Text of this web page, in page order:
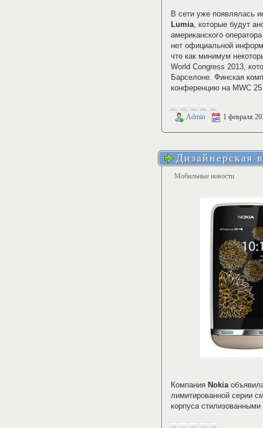
В сети уже появлялась
Lumia, которые будут
американского
нет официальной
что как минимум
World Congress 2013,
Барселоне. Финская
конференцию на MWC
Admin 1 февраля
Дизайнерская
Мобильные новости
Компания Nokia
лимитированной серии
корпуса